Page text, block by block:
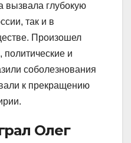
глубокую
так и в
Произошел
и
соболезнования
к прекращению
Олег